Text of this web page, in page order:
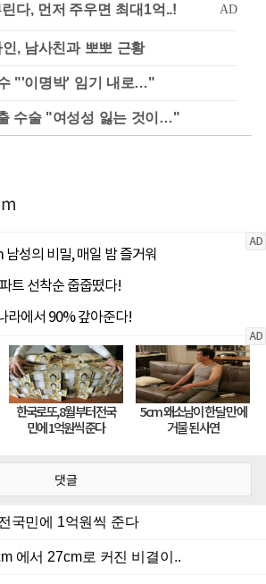
, 남사친과 뽀뽀 근황
"'이명박' 임기 내로…"
수술 "여성성 잃는 것이…"
댓글